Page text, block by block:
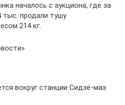
началось с аукциона, где за
продали тушу
214 кг.
вокруг станции Сидзё-маэ